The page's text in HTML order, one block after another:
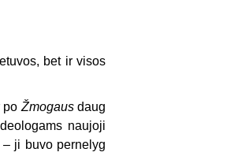
bet ir visos
po Žmogausdaug
naujoji
ji buvo pernelyg